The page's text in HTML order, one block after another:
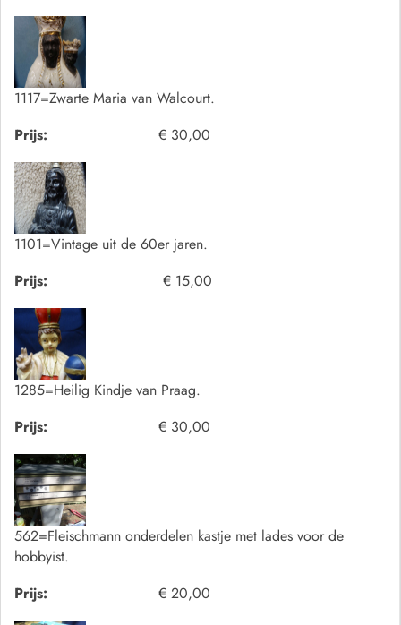
1117=Zwarte Maria van Walcourt.
Prijs:
€ 30,00
1101=Vintage uit de 60er jaren.
Prijs:
€ 15,00
1285=Heilig Kindje van Praag.
Prijs:
€ 30,00
562=Fleischmann onderdelen kastje met lades voor de
hobbyist.
Prijs:
€ 20,00